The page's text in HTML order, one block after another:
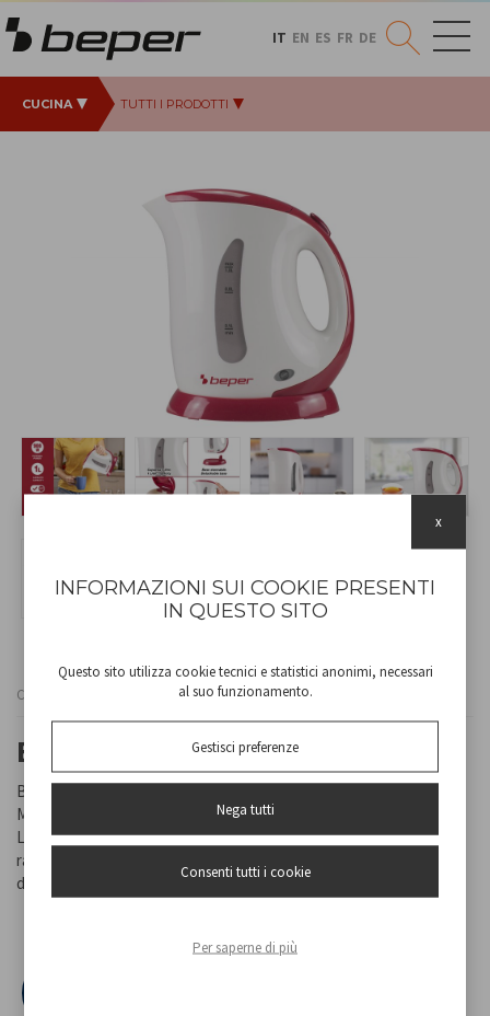
IT EN ES FR DE
CUCINA TUTTI I PRODOTTI
Cod
BOLLITORE ELETTRICO 1 LITRO
Bollitore elettrico cordless con corpo in abs dalla capacità di 1L.
Maniglia termoisolata e indicatore graduato per il livello dell’acqua.
Levetta di accensione sotto il manico. Spegnimento automatico al
raggiungimento della temperatura e autospegnimento in assenza
di liquidi.
INFORMAZIONI SUI COOKIE PRESENTI
IN QUESTO SITO
Questo sito utilizza cookie tecnici e statistici anonimi, necessari
al suo funzionamento.
Gestisci preferenze
Nega tutti
Consenti tutti i cookie
Per saperne di più
x